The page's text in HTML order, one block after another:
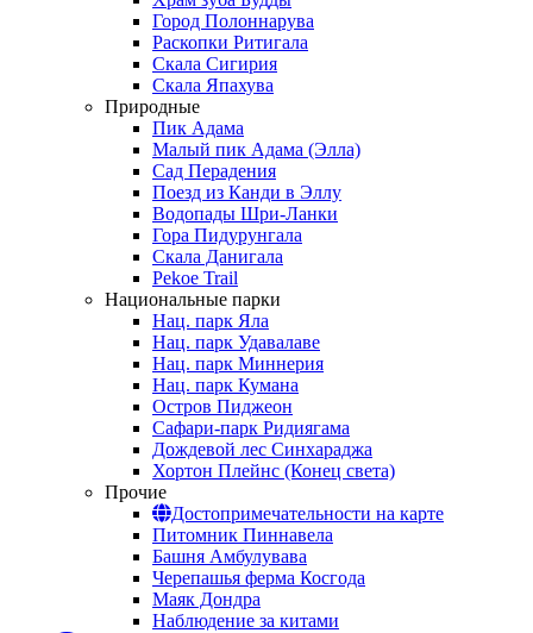
Город Полоннарува
Раскопки Ритигала
Скала Сигирия
Скала Япахува
Природные
Пик Адама
Малый пик Адама (Элла)
Сад Перадения
Поезд из Канди в Эллу
Водопады Шри-Ланки
Гора Пидурунгала
Скала Данигала
Pekoe Trail
Национальные парки
Нац. парк Яла
Нац. парк Удавалаве
Нац. парк Миннерия
Нац. парк Кумана
Остров Пиджеон
Сафари-парк Ридиягама
Дождевой лес Синхараджа
Хортон Плейнс (Конец света)
Прочие
Достопримечательности на карте
Питомник Пиннавела
Башня Амбулувава
Черепашья ферма Косгода
Маяк Дондра
Наблюдение за китами